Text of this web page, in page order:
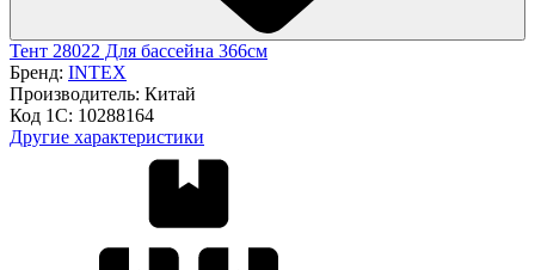
Тент 28022 Для бассейна 366см
Бренд: INTEX
Производитель: Китай
Код 1С: 10288164
Другие характеристики